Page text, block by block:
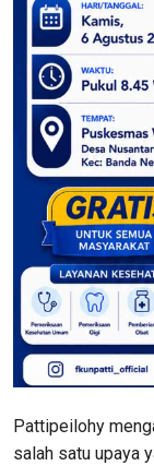
Pattipeilohy
salah satu upaya